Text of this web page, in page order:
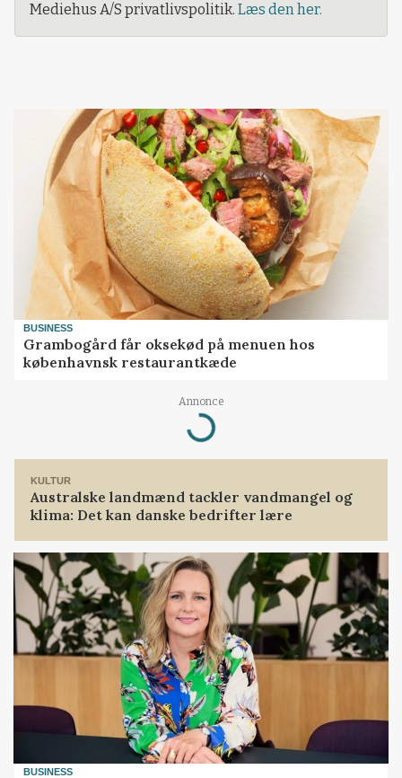
Mediehus A/S privatlivspolitik. Læs den her.
BUSINESS
Grambogård får oksekød på menuen hos
københavnsk restaurantkæde
Annonce
Loading...
KULTUR
Australske landmænd tackler vandmangel og
klima: Det kan danske bedrifter lære
BUSINESS